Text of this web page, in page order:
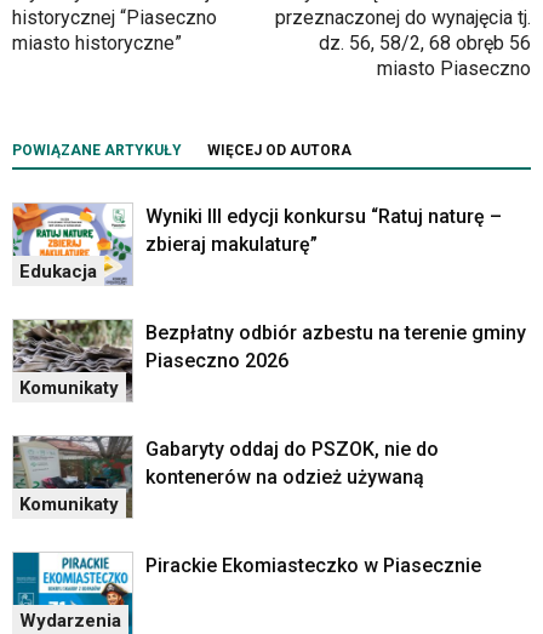
jest
mogą
znajdować
powszechnie
używane
elementy
portalu
YouTube
mapy
Google
Maps
osadzane
ramek.
Elementy
historycznej “Piaseczno
miasto historyczne”
przeznaczonej do wynajęcia tj.
dz. 56, 58/2, 68 obręb 56
miasto Piaseczno
POWIĄZANE ARTYKUŁY WIĘCEJ OD AUTORA
Edukacja
Wyniki III edycji konkursu “Ratuj naturę –
zbieraj makulaturę”
Komunikaty
Bezpłatny odbiór azbestu na terenie gminy
Piaseczno 2026
Komunikaty
Gabaryty oddaj do PSZOK, nie do
kontenerów na odzież używaną
Wydarzenia
Pirackie Ekomiasteczko w Piasecznie